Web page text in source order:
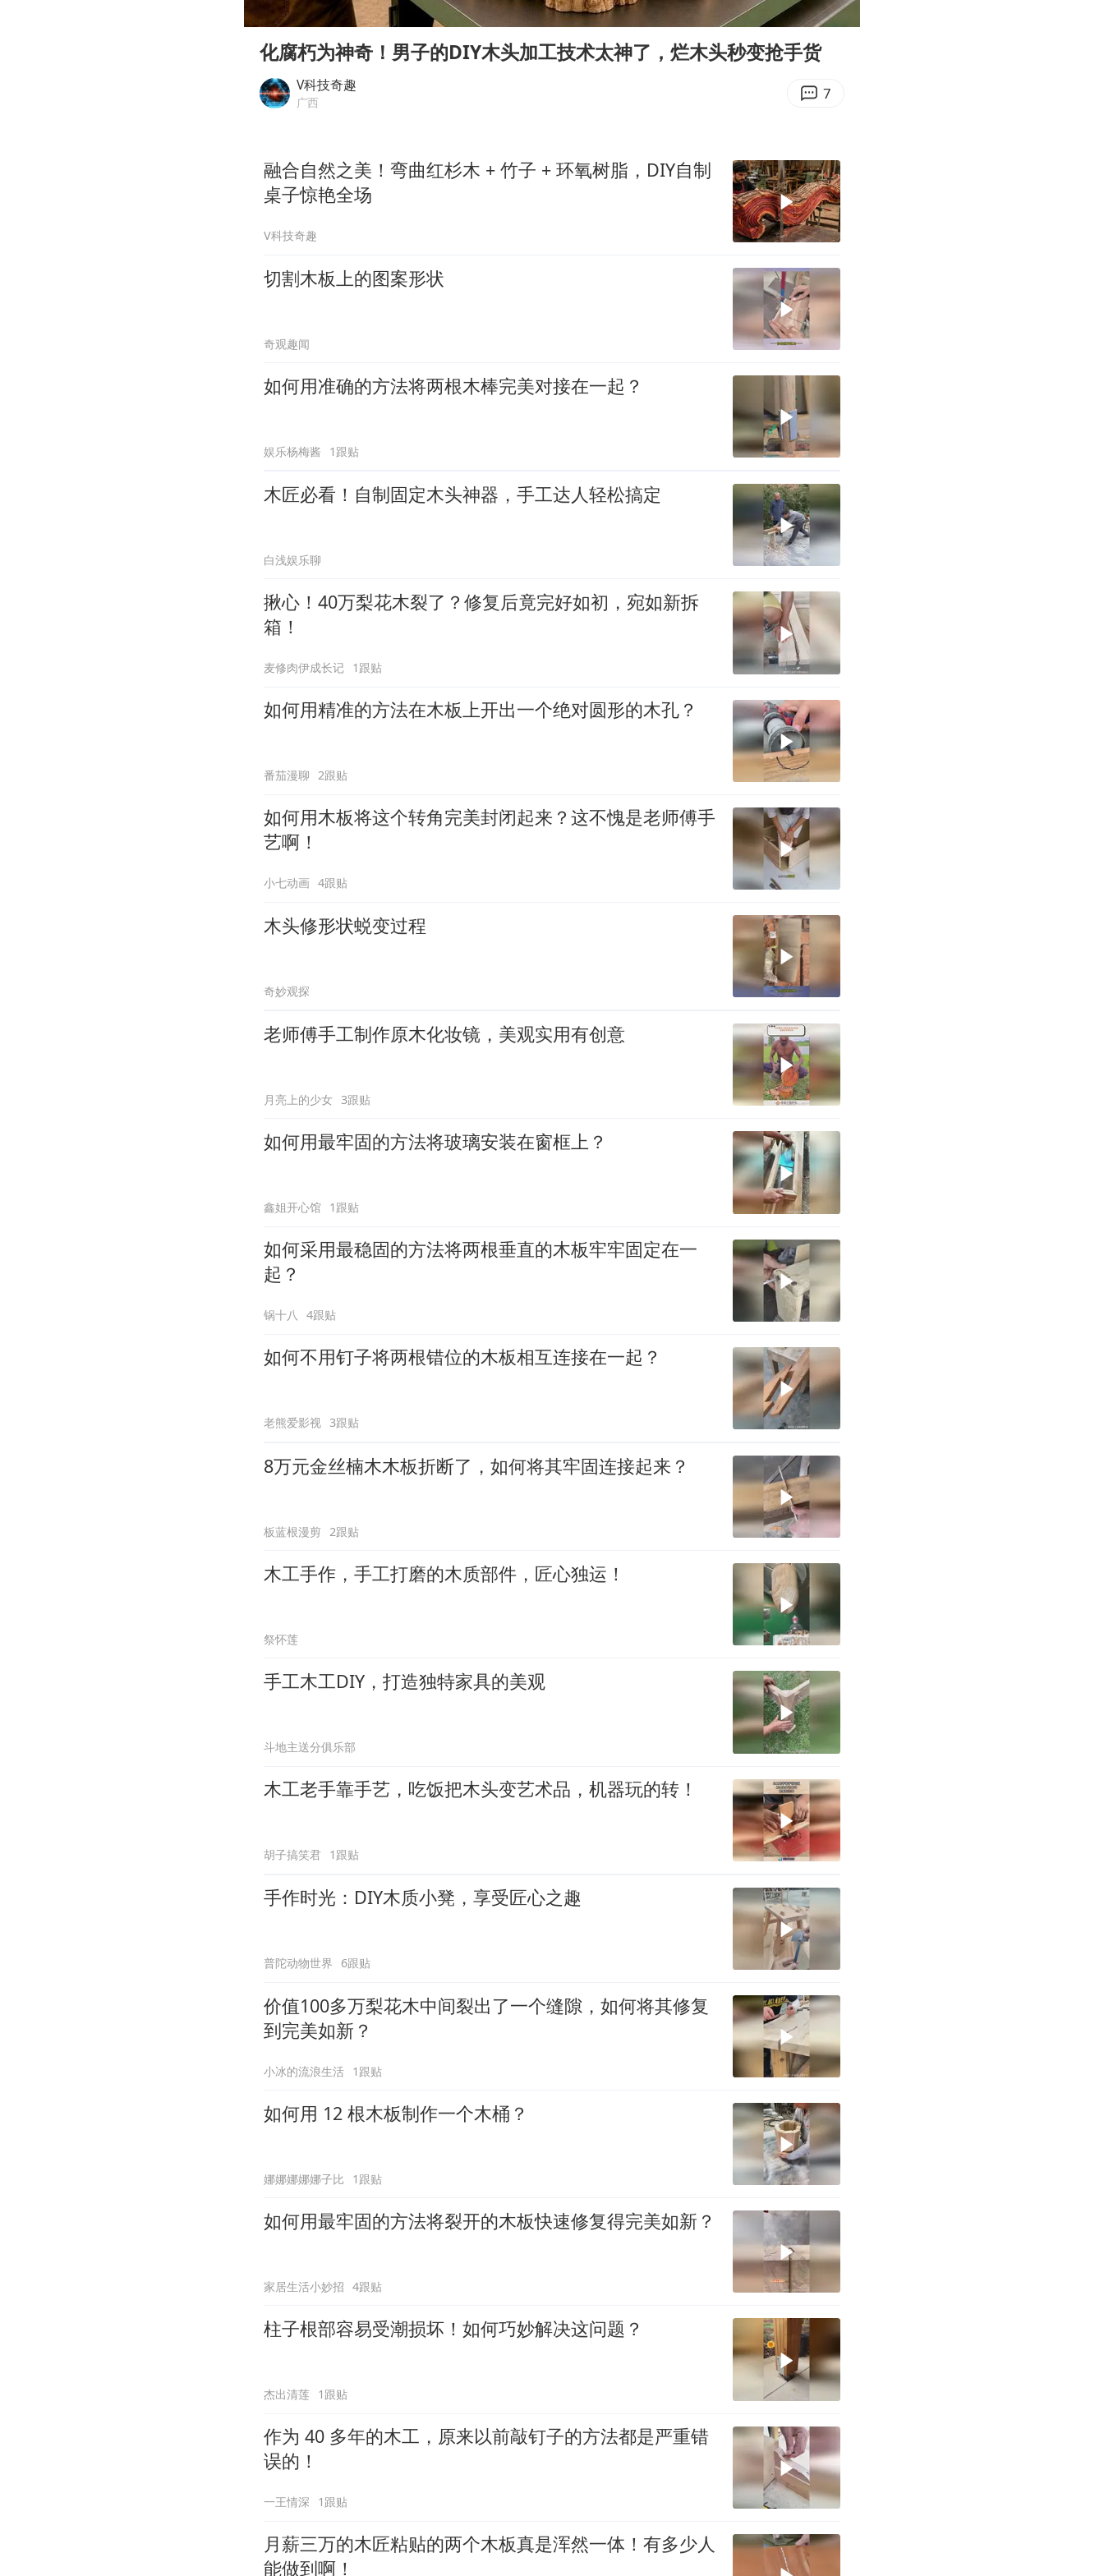
上半年国内居民出游人次34.63亿
22岁女生独闯南太行失联12天
“准2万亿”之城点名支持三所大学
Play
00:00 07:09
化腐朽为神奇！男子的DIY木头加工技术太神了，烂木头秒变抢手货
V科技奇趣
广西 7
融合自然之美！弯曲红杉木 + 竹子 + 环氧树脂，DIY自制
桌子惊艳全场
V科技奇趣
切割木板上的图案形状
奇观趣闻
如何用准确的方法将两根木棒完美对接在一起？
娱乐杨梅酱 1跟贴
木匠必看！自制固定木头神器，手工达人轻松搞定
白浅娱乐聊
揪心！40万梨花木裂了？修复后竟完好如初，宛如新拆
箱！
麦修肉伊成长记 1跟贴
如何用精准的方法在木板上开出一个绝对圆形的木孔？
番茄漫聊 2跟贴
如何用木板将这个转角完美封闭起来？这不愧是老师傅手
艺啊！
小七动画 4跟贴
木头修形状蜕变过程
奇妙观探
老师傅手工制作原木化妆镜，美观实用有创意
月亮上的少女 3跟贴
如何用最牢固的方法将玻璃安装在窗框上？
鑫姐开心馆 1跟贴
如何采用最稳固的方法将两根垂直的木板牢牢固定在一
起？
锅十八 4跟贴
如何不用钉子将两根错位的木板相互连接在一起？
老熊爱影视 3跟贴
8万元金丝楠木木板折断了，如何将其牢固连接起来？
板蓝根漫剪 2跟贴
木工手作，手工打磨的木质部件，匠心独运！
祭怀莲
手工木工DIY，打造独特家具的美观
斗地主送分俱乐部
木工老手靠手艺，吃饭把木头变艺术品，机器玩的转！
胡子搞笑君 1跟贴
手作时光：DIY木质小凳，享受匠心之趣
普陀动物世界 6跟贴
价值100多万梨花木中间裂出了一个缝隙，如何将其修复
到完美如新？
小冰的流浪生活 1跟贴
如何用 12 根木板制作一个木桶？
娜娜娜娜娜子比 1跟贴
如何用最牢固的方法将裂开的木板快速修复得完美如新？
家居生活小妙招 4跟贴
柱子根部容易受潮损坏！如何巧妙解决这问题？
杰出清莲 1跟贴
作为 40 多年的木工，原来以前敲钉子的方法都是严重错
误的！
一王情深 1跟贴
月薪三万的木匠粘贴的两个木板真是浑然一体！有多少人
能做到啊！